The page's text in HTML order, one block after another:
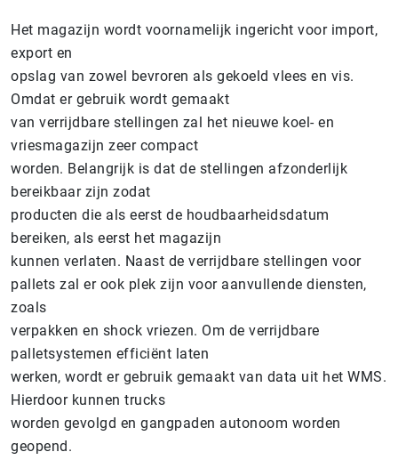
Het magazijn wordt voornamelijk ingericht voor import,
export en
opslag van zowel bevroren als gekoeld vlees en vis.
Omdat er gebruik wordt gemaakt
van verrijdbare stellingen zal het nieuwe koel- en
vriesmagazijn zeer compact
worden. Belangrijk is dat de stellingen afzonderlijk
bereikbaar zijn zodat
producten die als eerst de houdbaarheidsdatum
bereiken, als eerst het magazijn
kunnen verlaten. Naast de verrijdbare stellingen voor
pallets zal er ook plek zijn voor aanvullende diensten,
zoals
verpakken en shock vriezen. Om de verrijdbare
palletsystemen efficiënt laten
werken, wordt er gebruik gemaakt van data uit het WMS.
Hierdoor kunnen trucks
worden gevolgd en gangpaden autonoom worden
geopend.